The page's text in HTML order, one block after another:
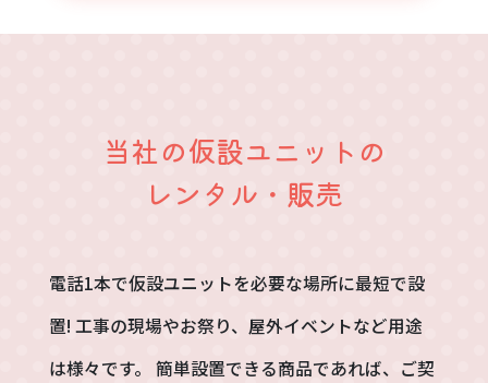
当社の仮設ユニットの
​​​​​​​レンタル・販売
電話1本で仮設ユニットを必要な場所に最短で設
置! 工事の現場やお祭り、屋外イベントなど用途
は様々です。
簡単設置できる商品であれば、ご契